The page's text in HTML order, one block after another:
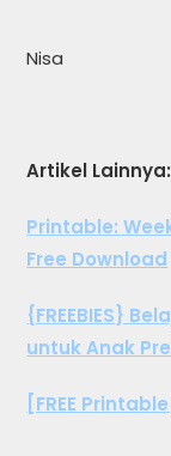
Nisa
Artikel Lainnya:
Printable:
Free Download
{FREEBIES}
untuk Anak
[FREE